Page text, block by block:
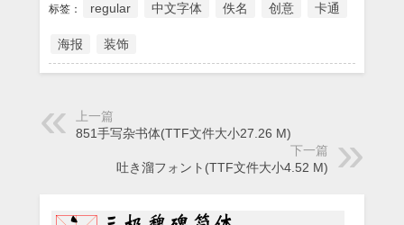
标签： regular 中文字体 佚名 创意 卡通
海报 装饰
上一篇
851手写杂书体(TTF文件大小27.26 M)
下一篇
吐き溜フォント(TTF文件大小4.52 M)